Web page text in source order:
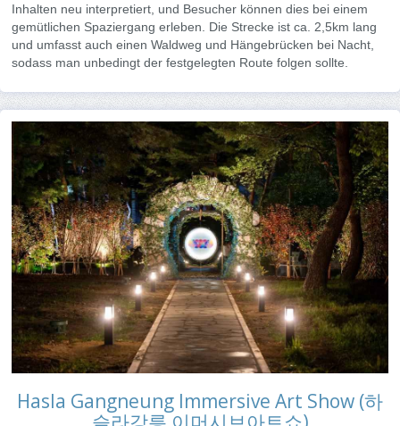
Inhalten neu interpretiert, und Besucher können dies bei einem
gemütlichen Spaziergang erleben. Die Strecke ist ca. 2,5km lang
und umfasst auch einen Waldweg und Hängebrücken bei Nacht,
sodass man unbedingt der festgelegten Route folgen sollte.
Hasla Gangneung Immersive Art Show (하